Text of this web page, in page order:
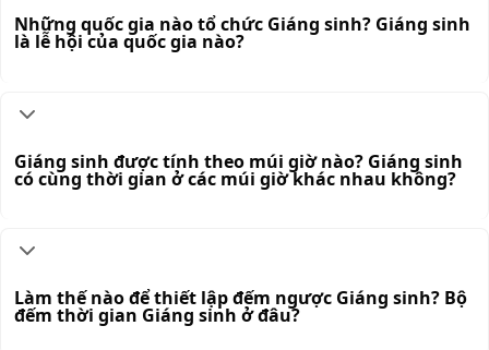
Những quốc gia nào tổ chức Giáng sinh? Giáng sinh
là lễ hội của quốc gia nào?
Giáng sinh được tính theo múi giờ nào? Giáng sinh
có cùng thời gian ở các múi giờ khác nhau không?
Làm thế nào để thiết lập đếm ngược Giáng sinh? Bộ
đếm thời gian Giáng sinh ở đâu?